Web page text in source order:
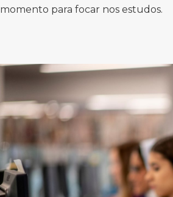
momento para focar nos estudos.